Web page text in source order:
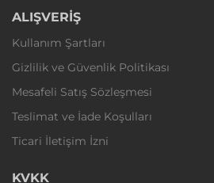
ALIŞVERİŞ
Kullanım Şartları
Gizlilik ve Güvenlik Politikası
Mesafeli Satış Sözleşmesi
Teslimat ve İade Koşulları
Ticari İletişim İzni
KVKK